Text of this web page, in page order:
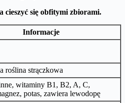
cieszyć się obfitymi zbiorami.
Informacje
roślina strączkowa
witaminy B1, B2, A, C,
potas, zawiera lewodopę